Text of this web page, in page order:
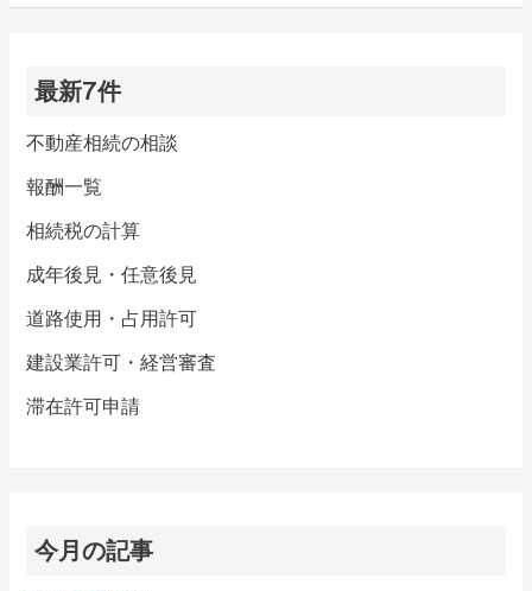
最新7件
不動産相続の相談
報酬一覧
相続税の計算
成年後見・任意後見
道路使用・占用許可
建設業許可・経営審査
滞在許可申請
今月の記事